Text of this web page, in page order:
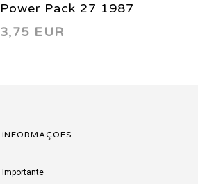
Power Pack 27 1987
3,75 EUR
INFORMAÇÕES
Importante